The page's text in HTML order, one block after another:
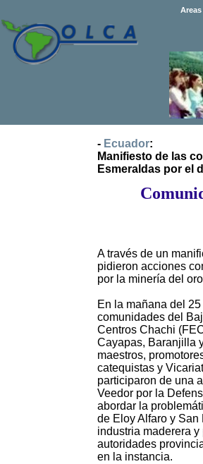
- Ecuador:
Manifiesto de las
Esmeraldas por el
A través de un
pidieron acciones
por la minería del
En la mañana del
comunidades del
Centros Chachi
Cayapas, Baranjilla
maestros,
catequistas y
participaron de una
Veedor por la
abordar la
de Eloy Alfaro y San
industria maderera
autoridades
en la instancia.